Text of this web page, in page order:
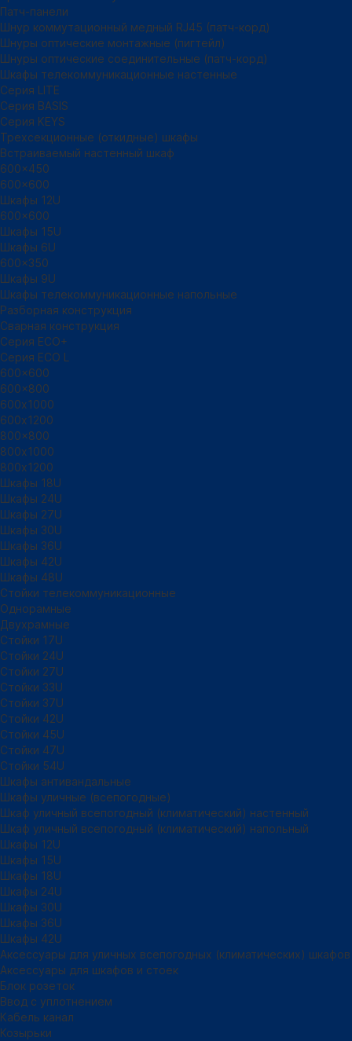
Патч-панели
Шнур коммутационный медный RJ45 (патч-корд)
Шнуры оптические монтажные (пигтейл)
Шнуры оптические соединительные (патч-корд)
Шкафы телекоммуникационные настенные
Cерия LITE
Cерия BASIS
Cерия KEYS
Трехсекционные (откидные) шкафы
Встраиваемый настенный шкаф
600x450
600x600
Шкафы 12U
600x600
Шкафы 15U
Шкафы 6U
600x350
Шкафы 9U
Шкафы телекоммуникационные напольные
Разборная конструкция
Сварная конструкция
Серия ECO+
Серия ECO L
600x600
600x800
600х1000
600х1200
800x800
800х1000
800х1200
Шкафы 18U
Шкафы 24U
Шкафы 27U
Шкафы 30U
Шкафы 36U
Шкафы 42U
Шкафы 48U
Стойки телекоммуникационные
Однорамные
Двухрамные
Стойки 17U
Стойки 24U
Стойки 27U
Стойки 33U
Стойки 37U
Стойки 42U
Стойки 45U
Стойки 47U
Стойки 54U
Шкафы антивандальные
Шкафы уличные (всепогодные)
Шкаф уличный всепогодный (климатический) настенный
Шкаф уличный всепогодный (климатический) напольный
Шкафы 12U
Шкафы 15U
Шкафы 18U
Шкафы 24U
Шкафы 30U
Шкафы 36U
Шкафы 42U
Аксессуары для уличных всепогодных (климатических) шкафов
Аксессуары для шкафов и стоек
Блок розеток
Ввод с уплотнением
Кабель канал
Козырьки